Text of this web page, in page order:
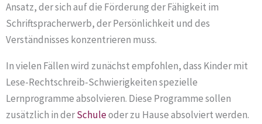
Ansatz, der sich auf die Förderung der Fähigkeit im
Schriftspracherwerb, der Persönlichkeit und des
Verständnisses konzentrieren muss.
In vielen Fällen wird zunächst empfohlen, dass Kinder mit
Lese-Rechtschreib-Schwierigkeiten spezielle
Lernprogramme absolvieren. Diese Programme sollen
zusätzlich in derSchuleoder zu Hause absolviert werden.